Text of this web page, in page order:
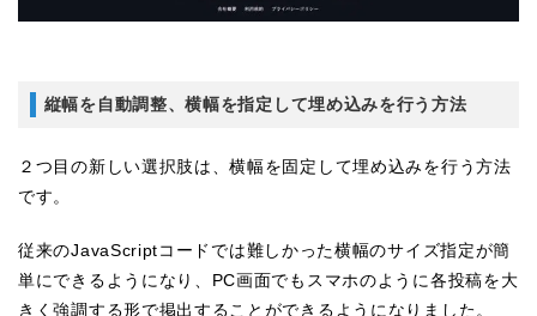
縦幅を自動調整、横幅を指定して埋め込みを行う方法
２つ目の新しい選択肢は、横幅を固定して埋め込みを行う方法
です。
従来のJavaScriptコードでは難しかった横幅のサイズ指定が簡
単にできるようになり、PC画面でもスマホのように各投稿を大
きく強調する形で掲出することができるようになりました。